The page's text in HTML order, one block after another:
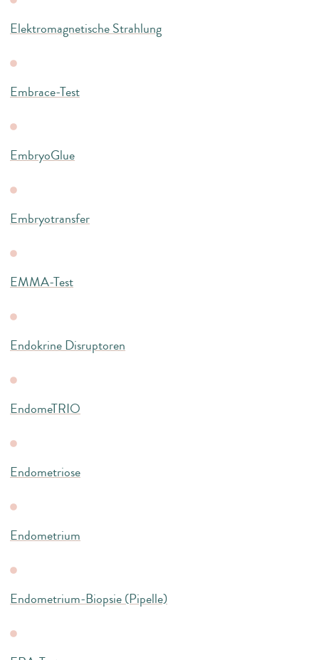
Elektromagnetische Strahlung
Embrace-Test
EmbryoGlue
Embryotransfer
EMMA-Test
Endokrine Disruptoren
EndomeTRIO
Endometriose
Endometrium
Endometrium-Biopsie (Pipelle)